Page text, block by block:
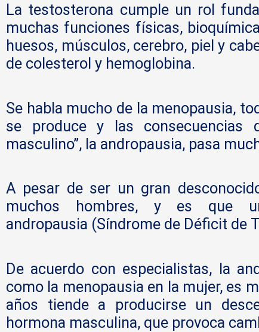
La testosterona cumple un rol
muchas funciones físicas,
huesos, músculos, cerebro, piel y
de colesterol y hemoglobina.
Se habla mucho de la menopausia,
se produce y las consecuencias
masculino”, la andropausia, pasa
A pesar de ser un gran
muchos hombres, y es que
andropausia (Síndrome de Déficit de
De acuerdo con especialistas, la
como la menopausia en la mujer, es
años tiende a producirse un
hormona masculina, que provoca